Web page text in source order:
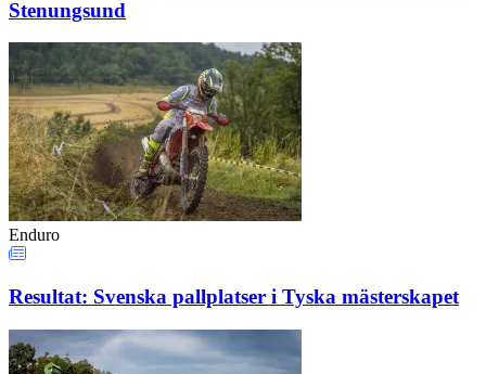
Stenungsund
Enduro
Resultat: Svenska pallplatser i Tyska mästerskapet